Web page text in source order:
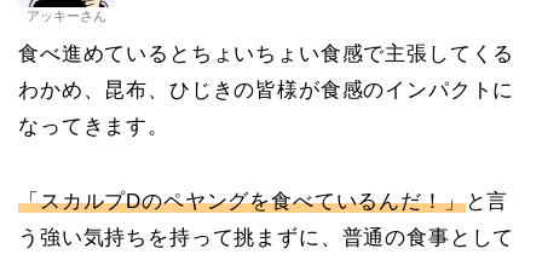
アッキーさん
食べ進めているとちょいちょい食感で主張してくる
わかめ、昆布、ひじきの皆様が食感のインパクトに
なってきます。
「スカルプDのペヤングを食べているんだ！」と言
う強い気持ちを持って挑まずに、普通の食事として